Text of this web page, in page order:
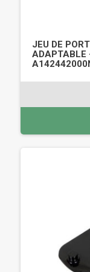
JEU DE
ADAPTABLE